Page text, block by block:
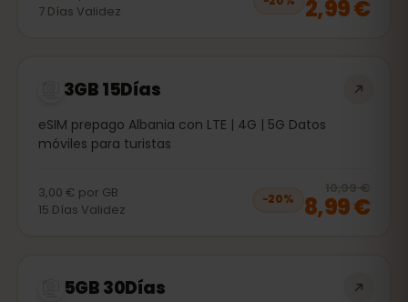
7 Días Validez 2,99 €
3GB 15Días
eSIM prepago Albania con LTE | 4G | 5G Datos
móviles para turistas
3,00 € por GB
15 Días Validez
−20%
10,99 €
8,99 €
5GB 30Días